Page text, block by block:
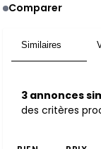
Comparer
Similaires
3 annonces
des critères